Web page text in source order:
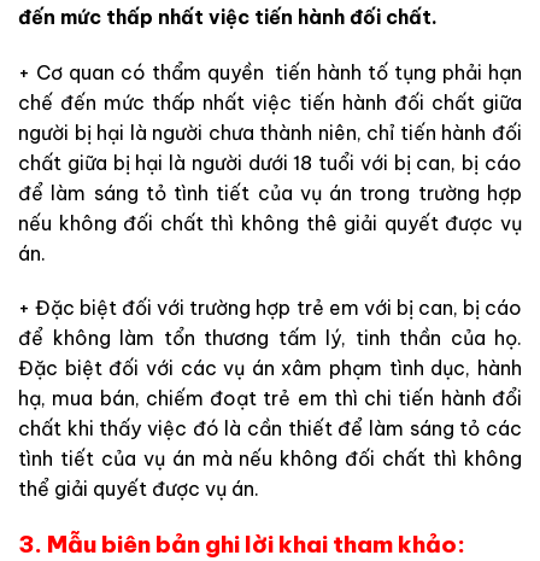
đến mức thấp nhất việc tiến hành đối chất.
+ Cơ quan có thẩm quyền tiến hành tố tụng phải hạn
chế đến mức thấp nhất việc tiến hành đối chất giữa
người bị hại là người chưa thành niên, chỉ tiến hành đối
chất giữa bị hại là người dưới 18 tuổi với bị can, bị cáo
để làm sáng tỏ tình tiết của vụ án trong trường hợp
nếu không đối chất thì không thê giải quyết được vụ
án.
+ Đặc biệt đối với trường hợp trẻ em với bị can, bị cáo
để không làm tổn thương tấm lý, tinh thần của họ.
Đặc biệt đối với các vụ án xâm phạm tình dục, hành
hạ, mua bán, chiếm đoạt trẻ em thì chi tiến hành đổi
chất khi thấy việc đó là cần thiết để làm sáng tỏ các
tình tiết của vụ án mà nếu không đối chất thì không
thể giải quyết được vụ án.
3. Mẫu biên bản ghi lời khai tham khảo: